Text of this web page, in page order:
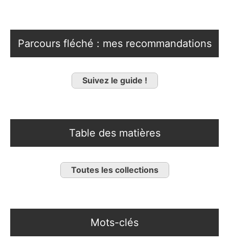
Parcours fléché : mes recommandations
Suivez le guide !
Table des matières
Toutes les collections
Mots-clés